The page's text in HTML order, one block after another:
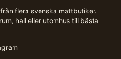
flera svenska mattbutiker.
hall eller utomhus till bästa